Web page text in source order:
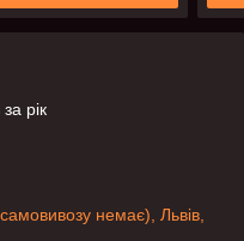
рік
немає), Львів,